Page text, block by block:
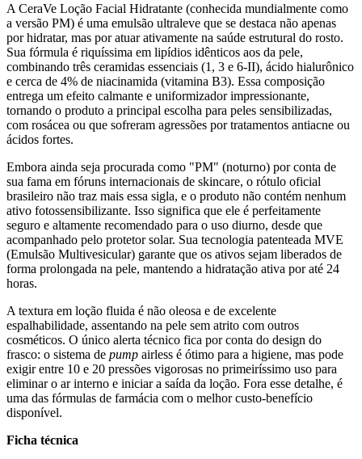
A CeraVe Loção Facial Hidratante (conhecida mundialmente como
a versão PM) é uma emulsão ultraleve que se destaca não apenas
por hidratar, mas por atuar ativamente na saúde estrutural do rosto.
Sua fórmula é riquíssima em lipídios idênticos aos da pele,
combinando três ceramidas essenciais (1, 3 e 6-II), ácido hialurônico
e cerca de 4% de niacinamida (vitamina B3). Essa composição
entrega um efeito calmante e uniformizador impressionante,
tornando o produto a principal escolha para peles sensibilizadas,
com rosácea ou que sofreram agressões por tratamentos antiacne ou
ácidos fortes.
Embora ainda seja procurada como "PM" (noturno) por conta de
sua fama em fóruns internacionais de skincare, o rótulo oficial
brasileiro não traz mais essa sigla, e o produto não contém nenhum
ativo fotossensibilizante. Isso significa que ele é perfeitamente
seguro e altamente recomendado para o uso diurno, desde que
acompanhado pelo protetor solar. Sua tecnologia patenteada MVE
(Emulsão Multivesicular) garante que os ativos sejam liberados de
forma prolongada na pele, mantendo a hidratação ativa por até 24
horas.
A textura em loção fluida é não oleosa e de excelente
espalhabilidade, assentando na pele sem atrito com outros
cosméticos. O único alerta técnico fica por conta do design do
frasco: o sistema de pump airless é ótimo para a higiene, mas pode
exigir entre 10 e 20 pressões vigorosas no primeiríssimo uso para
eliminar o ar interno e iniciar a saída da loção. Fora esse detalhe, é
uma das fórmulas de farmácia com o melhor custo-benefício
disponível.
Ficha técnica